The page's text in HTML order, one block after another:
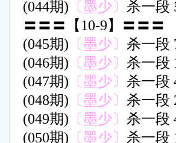
(044期) 〔墨少〕 杀一段
〓〓〓【10-9】〓〓〓
(045期) 〔墨少〕 杀一段
(046期) 〔墨少〕 杀一段
(047期) 〔墨少〕 杀一段
(048期) 〔墨少〕 杀一段
(049期) 〔墨少〕 杀一段
(050期) 〔墨少〕 杀一段